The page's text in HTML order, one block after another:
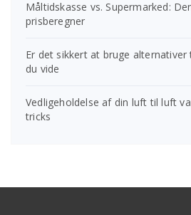
Måltidskasse vs. Supermarked:
prisberegner
Er det sikkert at bruge alternativer
du vide
Vedligeholdelse af din luft til luft
tricks